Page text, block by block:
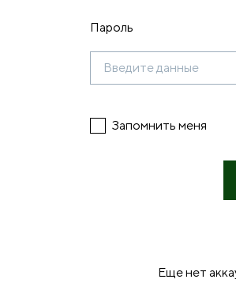
Пароль
Запомнить меня
Еще нет